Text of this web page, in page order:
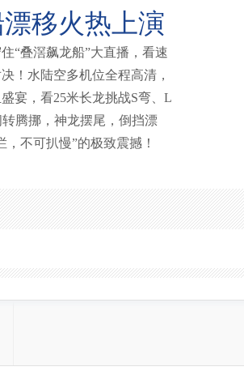
移火热上演
“叠滘飙龙船”大直播，看速
！水陆空多机位全程高清，
宴，看25米长龙挑战S弯、L
腾挪，神龙摆尾，倒挡漂
，不可扒慢”的极致震撼！